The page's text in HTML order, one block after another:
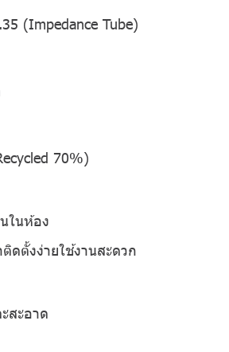
(Impedance Tube)
70%)
ในห้อง
ดตั้งง่ายใช้งานสะดวก
สะอาด